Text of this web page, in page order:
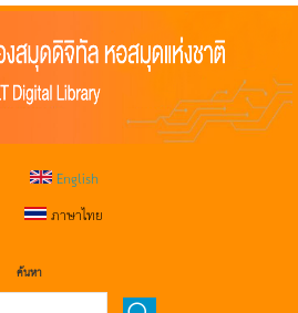
English
ภาษาไทย
ค้นหา